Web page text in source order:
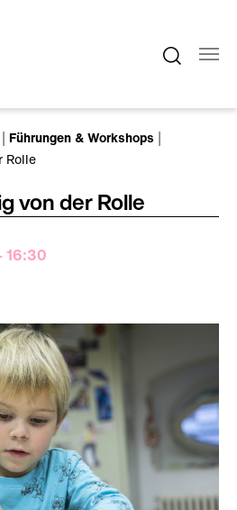
Führungen & Workshops
Rolle
von der Rolle
16:30